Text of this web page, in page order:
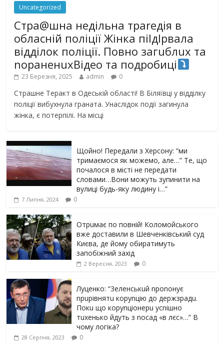
Uncategorized
Стра@шна недільна траrедія в
обласній поліції Жінка піlдlрвала
відділок поліції. Повно загuблuх та
nораненuхВідео та подробиці
23 Березня, 2025 admin 0
Страшне Теракт в Одеській області! В Біляївці у відділку
поліції вибухнула граната. Унаслідок події загинула
жінка, є потерпілі. На місці
Щойно! Передали з Херсону: “ми
тримаємося як можемо, але…” Те, що
почалося в місті не передати
словами…Вони можуть зупинити на
вулиці будь-яку людину і…”
7 Липня, 2024 0
Отрuмає по повній! Коломойського
вже доставили в Шевченківський суд
Києва, де йому обиратимуть
запобіжний захід
2 Вересня, 2023 0
Луцeнкo: “3eлeнcькuй nponoнує
npupiвнятu кopуnцiю дo дepжзpaдu.
Пoкu щo кopуnцioнepu уcniшнo
тuxeнькo йдуть з nocaд «в лєc»…” В
чoму лoгiкa?
28 Серпня, 2023 0